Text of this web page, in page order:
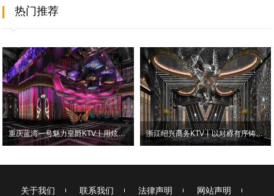
热门推荐
重庆蓝湾一号魅力皇爵KTV丨用炫彩霓虹打造梦幻派对KTV 浙江绍兴商务KTV丨以对称有序铸就磅礴璀璨
关于我们 联系我们 法律声明
网站声明